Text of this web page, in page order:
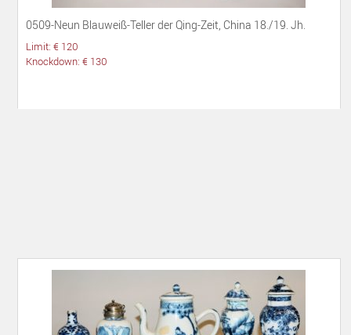
0509-Neun Blauweiß-Teller der Qing-Zeit, China 18./19. Jh.
Limit: € 120
Knockdown: € 130